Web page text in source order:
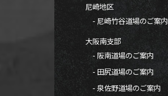
尼崎地区
- 尼崎竹谷道場のご案内
大阪南支部
- 阪南道場のご案内
- 田尻道場のご案内
- 泉佐野道場のご案内